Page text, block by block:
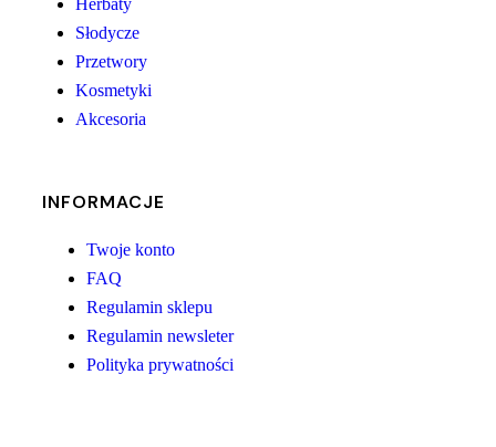
Herbaty
Słodycze
Przetwory
Kosmetyki
Akcesoria
INFORMACJE
Twoje konto
FAQ
Regulamin sklepu
Regulamin newsleter
Polityka prywatności